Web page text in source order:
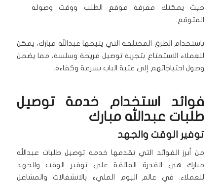
حيث يمكنك معرفة موقع الطلب ووقت وصوله
المتوقع.
باستخدام الطرق المختلفة التي يتيحها عبدالله مبارك، يمكن
للعملاء الاستمتاع بتجربة توصيل مريحة وسلسة، مما يضمن
وصول احتياجاتهم إلى عتبة الباب بسرعة وكفاءة.
فوائد استخدام خدمة توصيل
طلبات عبدالله مبارك
توفير الوقت والجهد
من أبرز الفوائد التي تقدمها خدمة توصيل طلبات عبدالله
مبارك هي القدرة الفائقة على توفير الوقت والجهد
للعملاء. في عالم اليوم المليء بالانشغالات والمشاغل